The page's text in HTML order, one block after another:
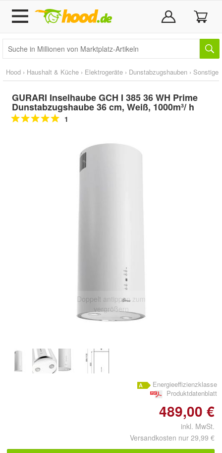
Hood › Haushalt & Küche › Elektrogeräte › Dunstabzugshauben › Sonstige
GURARI Inselhaube GCH I 385 36 WH Prime
Dunstabzugshaube 36 cm, Weiß, 1000m³/ h
1
Doppelt antippen zum
vergrößern
Energieeffizienzklasse
Produktdatenblatt
489,00 €
inkl. MwSt.
Versandkosten nur 29,99 €